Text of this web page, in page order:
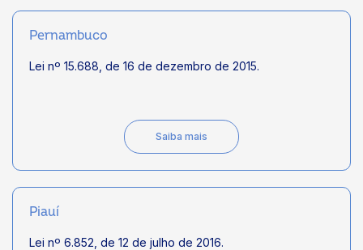
Pernambuco
Lei nº 15.688, de 16 de dezembro de 2015.
Saiba mais
Piauí
Lei nº 6.852, de 12 de julho de 2016.